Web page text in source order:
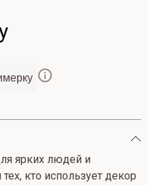
ярких людей и
кто использует декор